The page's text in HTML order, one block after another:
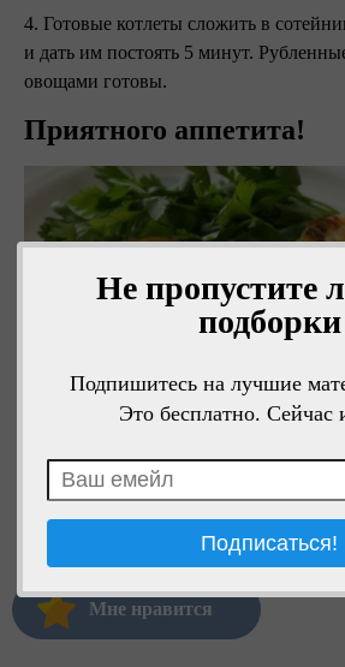
Не пропустите
подборки
Подпишитесь на лучшие
Это бесплатно. Сейчас
4. Готовые котлеты сложить в
и дать им постоять 5 минут.
овощами готовы.
Приятного аппетита!
Мне нравится